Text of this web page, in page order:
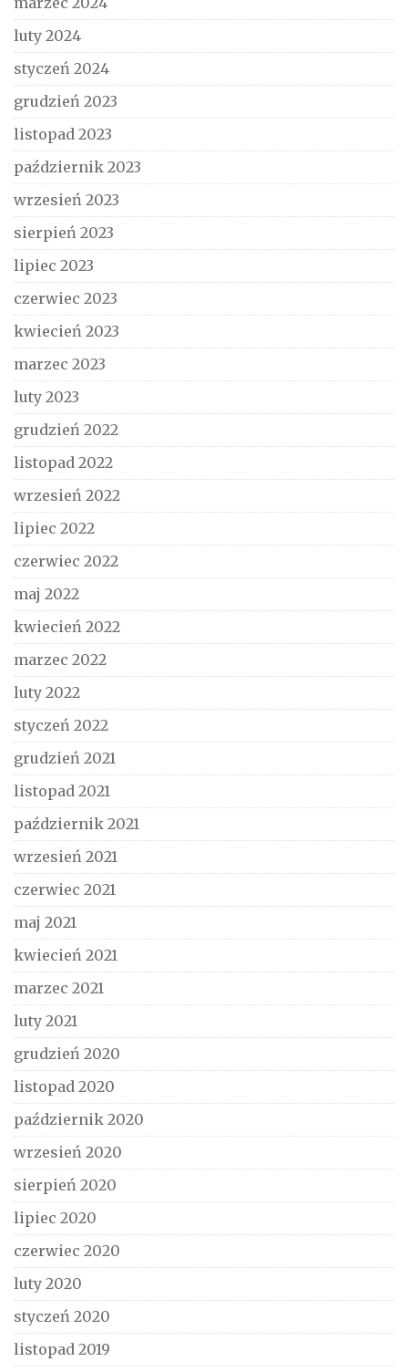
luty 2024
styczeń 2024
grudzień 2023
listopad 2023
październik 2023
wrzesień 2023
sierpień 2023
lipiec 2023
czerwiec 2023
kwiecień 2023
marzec 2023
luty 2023
grudzień 2022
listopad 2022
wrzesień 2022
lipiec 2022
czerwiec 2022
maj 2022
kwiecień 2022
marzec 2022
luty 2022
styczeń 2022
grudzień 2021
listopad 2021
październik 2021
wrzesień 2021
czerwiec 2021
maj 2021
kwiecień 2021
marzec 2021
luty 2021
grudzień 2020
listopad 2020
październik 2020
wrzesień 2020
sierpień 2020
lipiec 2020
czerwiec 2020
luty 2020
styczeń 2020
listopad 2019